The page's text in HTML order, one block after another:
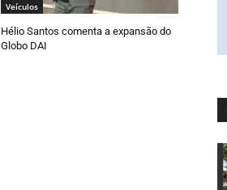
Veículos
Hélio Santos comenta a expansão do
Globo DAI